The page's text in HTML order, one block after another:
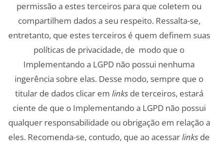
permissão a estes terceiros para que coletem ou
compartilhem dados a seu respeito. Ressalta-se,
entretanto, que estes terceiros é quem definem suas
políticas de privacidade, de modo que o
Implementando a LGPD não possui nenhuma
ingerência sobre elas. Desse modo, sempre que o
titular de dados clicar em linksde terceiros, estará
ciente de que o Implementando a LGPD não possui
qualquer responsabilidade ou obrigação em relação a
eles. Recomenda-se, contudo, que ao acessarlinks de